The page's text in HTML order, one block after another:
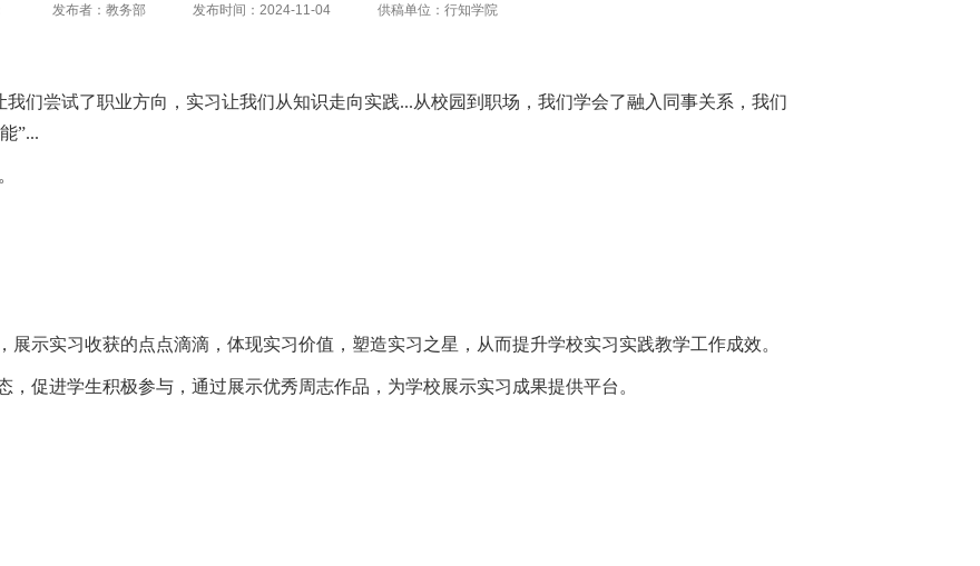
发布者：教务部 发布时间：2024-11-04 供稿单位：行知学院
们尝试了职业方向，实习让我们从知识走向实践...从校园到职场，我们学会了融入同事关系，我们
”...
展示实习收获的点点滴滴，体现实习价值，塑造实习之星 ，从而提升学校实习实践教学工作成效。
，促进学生积极参与，通过展示优秀周志作品，为学校展示实习成果提供平台。